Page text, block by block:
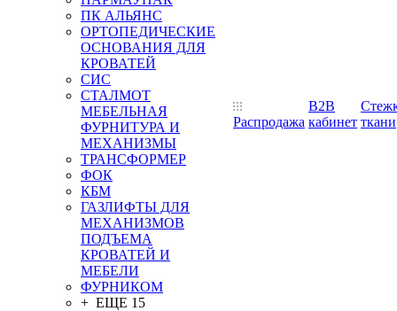
ПК АЛЬЯНС
ОРТОПЕДИЧЕСКИЕ
ОСНОВАНИЯ ДЛЯ
КРОВАТЕЙ
СИС
СТАЛМОТ
МЕБЕЛЬНАЯ
ФУРНИТУРА И
МЕХАНИЗМЫ
ТРАНСФОРМЕР
ФОК
КБМ
ГАЗЛИФТЫ ДЛЯ
МЕХАНИЗМОВ
ПОДЪЕМА
КРОВАТЕЙ И
МЕБЕЛИ
ФУРНИКОМ
+ ЕЩЕ 15
Распродажа
B2B
кабинет ткани